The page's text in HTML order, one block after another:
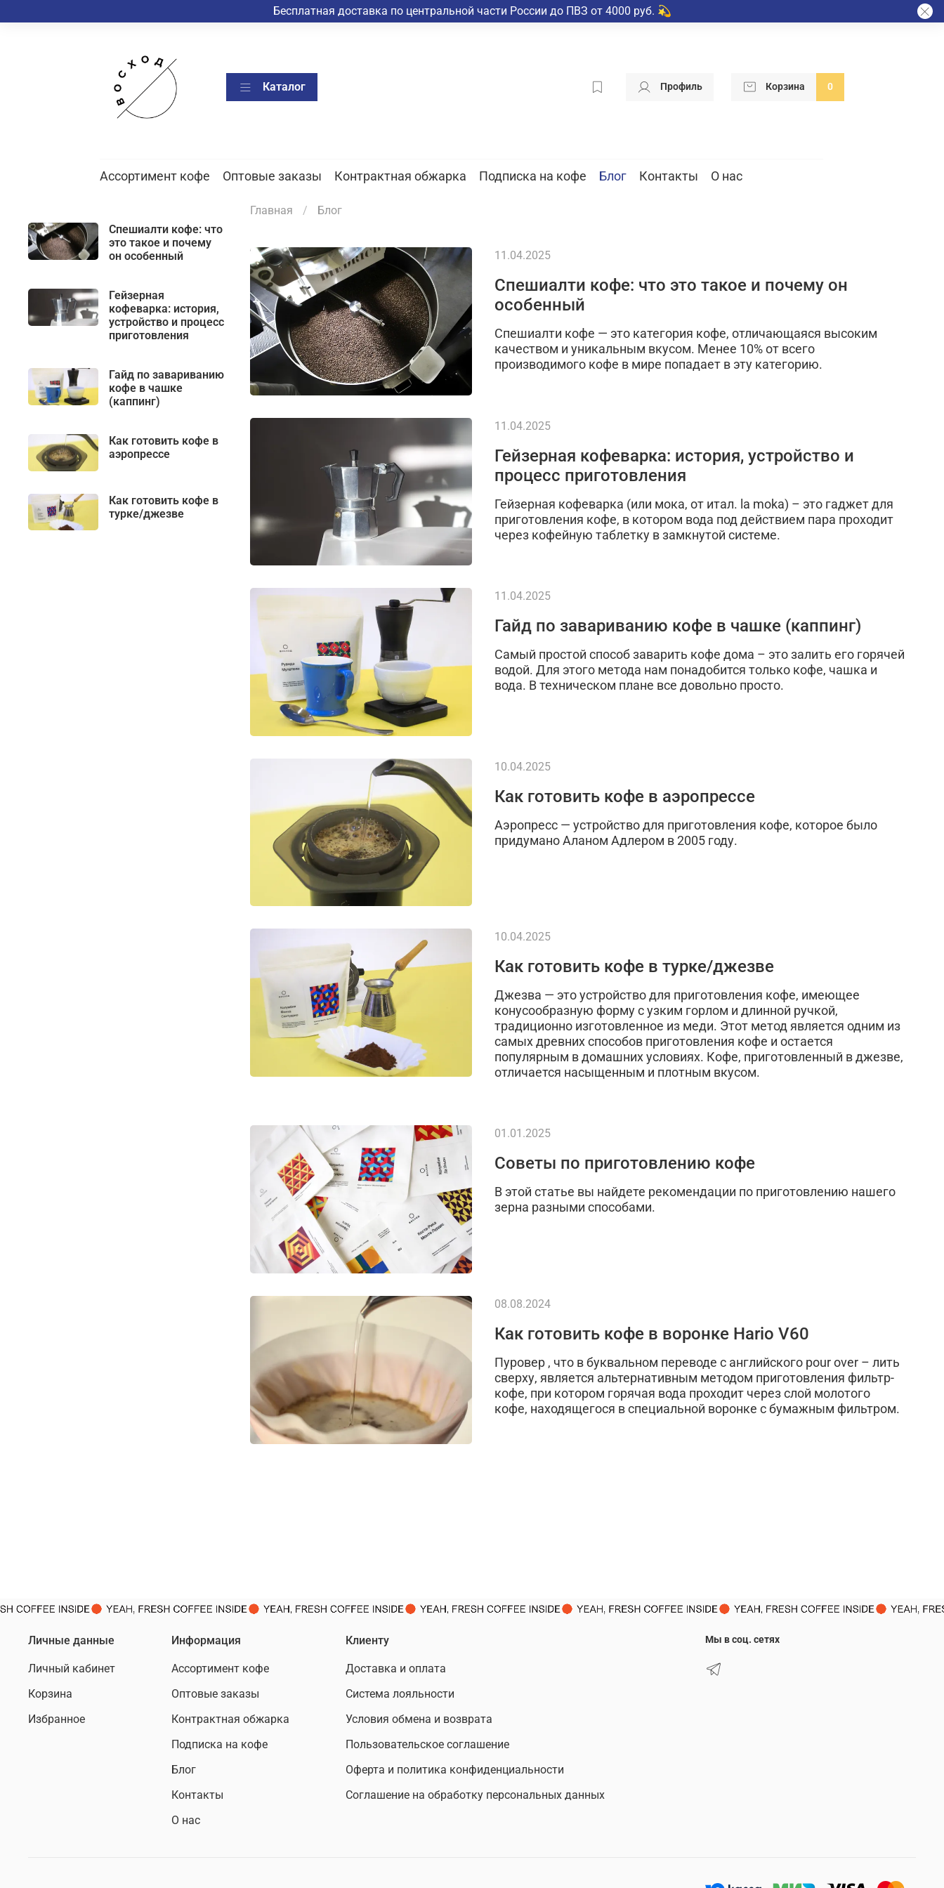
Бесплатная доставка по центральной части России до ПВЗ от 4000 руб. 💫
Каталог Профиль Корзина 0
Ассортимент кофе Оптовые заказы Контрактная обжарка Подписка на кофе Блог Контакты О нас
Главная Блог
Спешиалти кофе: что это такое и почему он
особенный
Спешиалти кофе — это категория кофе, отличающаяся высоким
качеством и уникальным вкусом. Менее 10% от всего
производимого кофе в мире попадает в эту категорию.
11.04.2025
Гейзерная кофеварка: история, устройство и
процесс приготовления
Гейзерная кофеварка (или мока, от итал. la moka) – это гаджет для
приготовления кофе, в котором вода под действием пара проходит
через кофейную таблетку в замкнутой системе.
11.04.2025
Гайд по завариванию кофе в чашке (каппинг)
Самый простой способ заварить кофе дома – это залить его горячей
водой. Для этого метода нам понадобится только кофе, чашка и
вода. В техническом плане все довольно просто.
11.04.2025
Как готовить кофе в аэропрессе
Аэропресс — устройство для приготовления кофе, которое было
придумано Аланом Адлером в 2005 году.
10.04.2025
Как готовить кофе в турке/джезве
Джезва — это устройство для приготовления кофе, имеющее
конусообразную форму с узким горлом и длинной ручкой,
традиционно изготовленное из меди. Этот метод является одним из
самых древних способов приготовления кофе и остается
популярным в домашних условиях. Кофе, приготовленный в джезве,
отличается насыщенным и плотным вкусом.
10.04.2025
Советы по приготовлению кофе
В этой статье вы найдете рекомендации по приготовлению нашего
зерна разными способами.
01.01.2025
Как готовить кофе в воронке Hario V60
Пуровер , что в буквальном переводе с английского pour over – лить
сверху, является альтернативным методом приготовления фильтр-
кофе, при котором горячая вода проходит через слой молотого
кофе, находящегося в специальной воронке с бумажным фильтром.
08.08.2024
Спешиалти кофе: что
это такое и почему
он особенный
Гейзерная
кофеварка: история,
устройство и процесс
приготовления
Гайд по завариванию
кофе в чашке
(каппинг)
Как готовить кофе в
аэропрессе
Как готовить кофе в
турке/джезве
Личные данные
Личный кабинет
Корзина
Избранное
Информация
Ассортимент кофе
Оптовые заказы
Контрактная обжарка
Подписка на кофе
Блог
Контакты
О нас
Клиенту
Доставка и оплата
Система лояльности
Условия обмена и возврата
Пользовательское соглашение
Оферта и политика конфиденциальности
Соглашение на обработку персональных данных
Мы в соц. сетях